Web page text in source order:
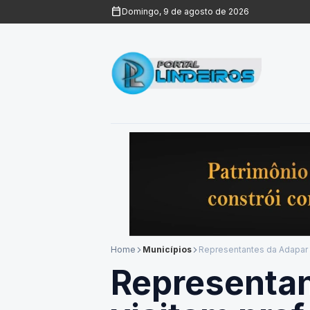
calendar_todayDomingo, 9 de agosto de 2026
Representantes da
visitam